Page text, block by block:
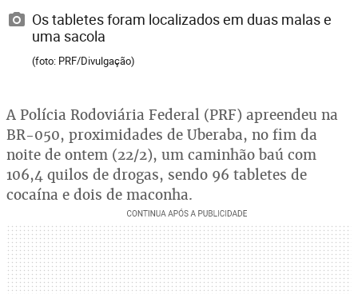
Os tabletes foram localizados em duas malas e
uma sacola
(foto: PRF/Divulgação)
A Polícia Rodoviária Federal (PRF) apreendeu na
BR-050, proximidades de Uberaba, no fim da
noite de ontem (22/2), um caminhão baú com
106,4 quilos de drogas, sendo 96 tabletes de
cocaína e dois de maconha.